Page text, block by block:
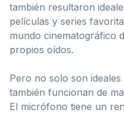
también resultaron
películas y series
mundo cinematográfico
propios oídos.
Pero no solo son
también funcionan de
El micrófono tiene un